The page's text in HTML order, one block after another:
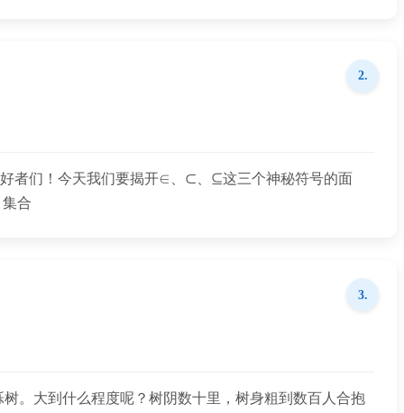
2.
者们！今天我们要揭开∈、⊂、⊆这三个神秘符号的面
合
3.
。大到什么程度呢？树阴数十里，树身粗到数百人合抱